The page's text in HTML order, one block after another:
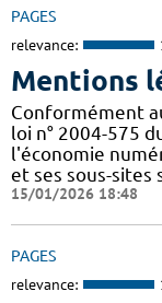
PAGES
relevance:
Mentions
Conformément
loi n° 2004-575
l'économie
et ses sous-sites
15/01/2026 18:48
PAGES
relevance: